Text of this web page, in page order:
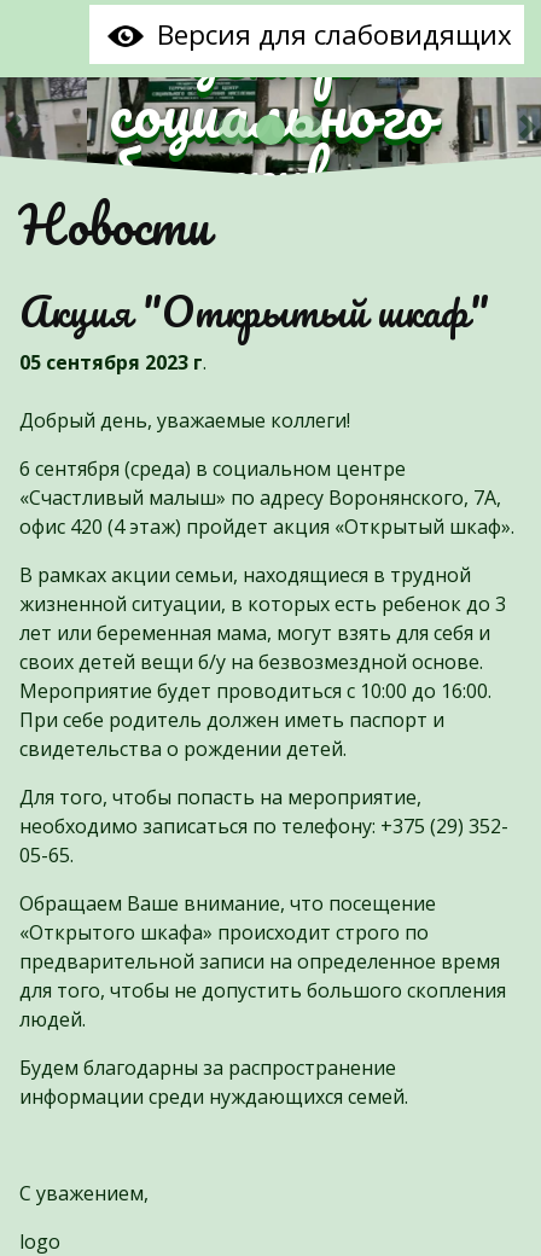
Версия для слабовидящих
центр
социального
обслуживания
населения
Партизанского
района г.Минска"
Предыдущий
Новости
Акция "Открытый шкаф"
05 сентября 2023 г.
Добрый день, уважаемые коллеги!
6 сентября (среда) в социальном центре
«Счастливый малыш» по адресу Воронянского, 7А,
офис 420 (4 этаж) пройдет акция «Открытый шкаф».
В рамках акции семьи, находящиеся в трудной
жизненной ситуации, в которых есть ребенок до 3
лет или беременная мама, могут взять для себя и
своих детей вещи б/у на безвозмездной основе.
Мероприятие будет проводиться с 10:00 до 16:00.
При себе родитель должен иметь паспорт и
свидетельства о рождении детей.
Для того, чтобы попасть на мероприятие,
необходимо записаться по телефону: +375 (29) 352-
05-65.
Обращаем Ваше внимание, что посещение
«Открытого шкафа» происходит строго по
предварительной записи на определенное время
для того, чтобы не допустить большого скопления
людей.
Будем благодарны за распространение
информации среди нуждающихся семей.
С уважением,
logo